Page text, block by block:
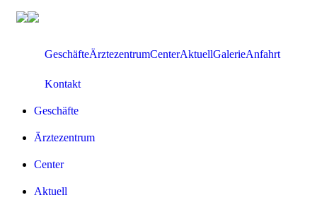
Zum
GeschäfteÄrztezentrumCenterAktuellGalerieAnfahrt
Kontakt
Geschäfte
Ärztezentrum
Center
Aktuell